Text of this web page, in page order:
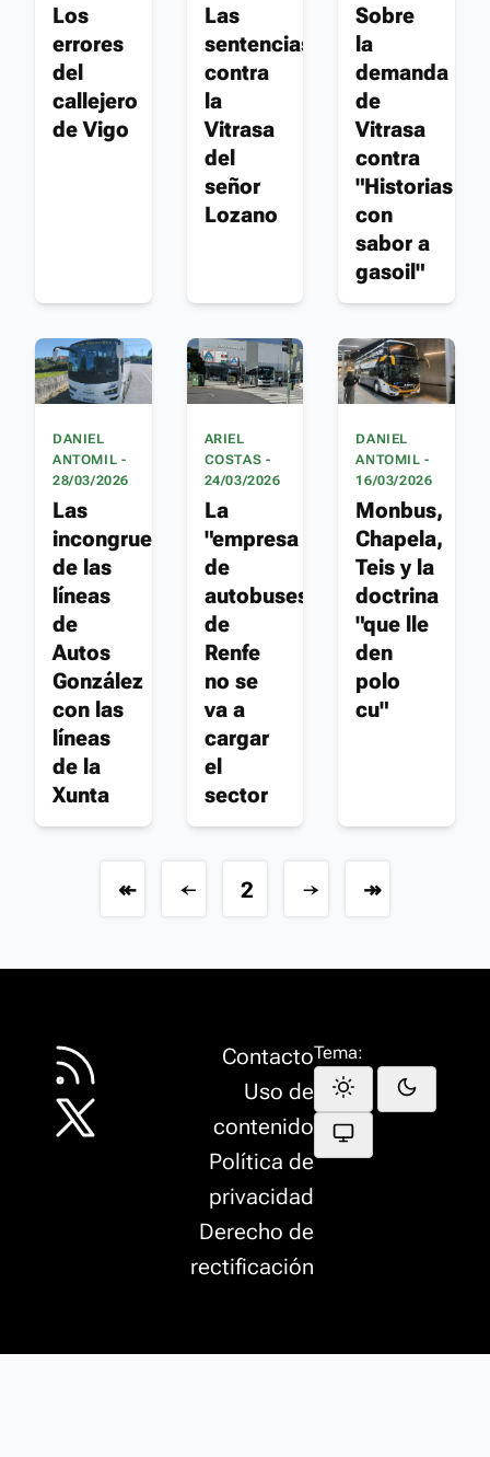
Los
errores
del
callejero
de Vigo
Las
sentencias
contra
la
Vitrasa
del
señor
Lozano
Sobre
la
demanda
de
Vitrasa
contra
"Historias
con
sabor a
gasoil"
DANIEL
ANTOMIL -
28/03/2026
Las
incongruencias
de las
líneas
de
Autos
González
con las
líneas
de la
Xunta
ARIEL
COSTAS -
24/03/2026
La
"empresa
de
autobuses"
de
Renfe
no se
va a
cargar
el
sector
DANIEL
ANTOMIL -
16/03/2026
Monbus,
Chapela,
Teis y la
doctrina
"que lle
den
polo
cu"
↞ ← 2 → ↠
Contacto
Uso de
contenido
Política de
privacidad
Derecho de
rectificación
Tema: